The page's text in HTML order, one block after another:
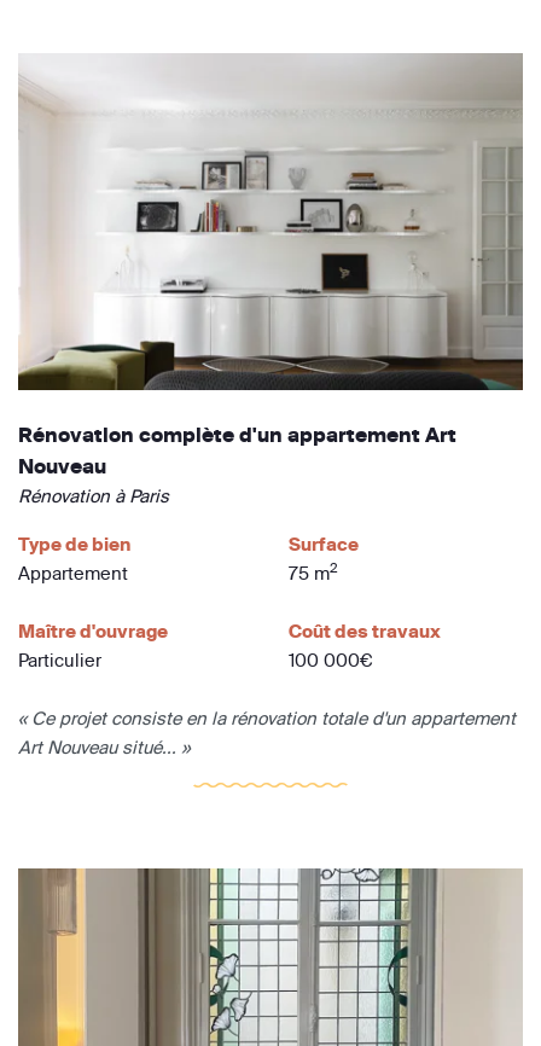
Rénovation complète d'un appartement Art
Nouveau
Rénovation à Paris
Type de bien
Appartement
Surface
75 m2
Maître d'ouvrage
Particulier
Coût des travaux
100 000€
« Ce projet consiste en la rénovation totale d'un appartement
Art Nouveau situé... »